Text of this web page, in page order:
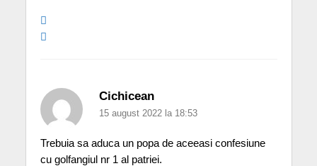
Cichicean
15 august 2022 la 18:53
Trebuia sa aduca un popa de aceeasi confesiune
cu golfangiul nr 1 al patriei.